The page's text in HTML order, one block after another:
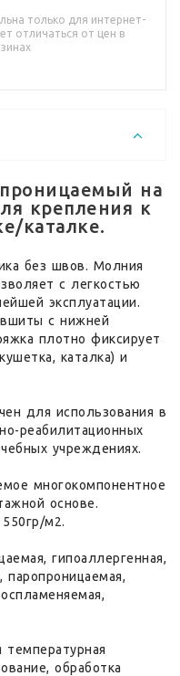
только для интернет-
отличаться от цен в
на
крепления к
каталке.
без швов. Молния
с легкостью
эксплуатации.
с нижней
плотно фиксирует
каталка) и
для использования в
реабилитационных
учреждениях.
многокомпонентное
основе.
м2.
гипоаллергенная,
паропроницаемая,
температурная
обработка